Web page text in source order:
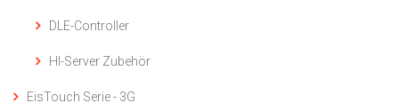
DLE-Controller
HI-Server Zubehör
EisTouch Serie - 3G